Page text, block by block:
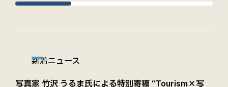
新着ニュース
写真家 竹沢 うるま氏による特別寄稿 “Tourism×写